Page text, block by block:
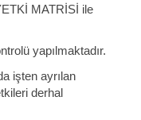
MATRİSİ ile
yapılmaktadır.
işten ayrılan
derhal